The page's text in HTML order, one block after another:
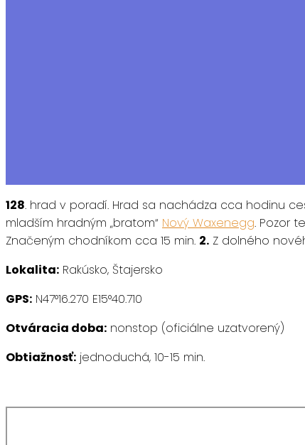
128. hrad v poradí. Hrad sa nachádza cca hodinu
mladším hradným „bratom“ Nový Waxenegg. Pozor
Značeným chodníkom cca 15 min. 2. Z dolného
Lokalita: Rakúsko, Štajersko
GPS: N47°16.270 E15°40.710
Otváracia doba: nonstop (oficiálne uzatvorený)
Obtiažnosť: jednoduchá, 10-15 min.